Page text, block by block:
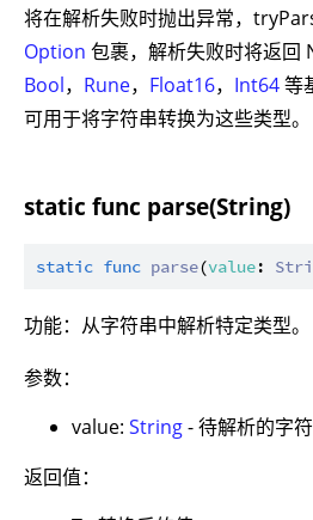
将在解析失败时抛出异常，
Option 包裹，解析失败时将返回
Bool， Rune， Float16， Int64等
可用于将字符串转换为这些类型。
static func parse(String)
static func parse(value:
功能：从字符串中解析特定类型。
参数：
value: String- 待解析的字符
返回值：